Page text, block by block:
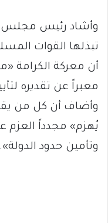
وأشاد رئيس مجلس
تبذلها القوات
أن معركة الكرامة
معبراً عن تقديره
وأضاف أن كل من
يُهزم» مجدداً العزم
وتأمين حدود الدولة».